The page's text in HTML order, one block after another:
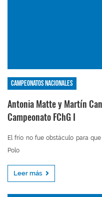
Campeonatos nacionales
Antonia Matte y Martín
Campeonato FChG I
El frío no fue obstáculo para
Polo
Leer más